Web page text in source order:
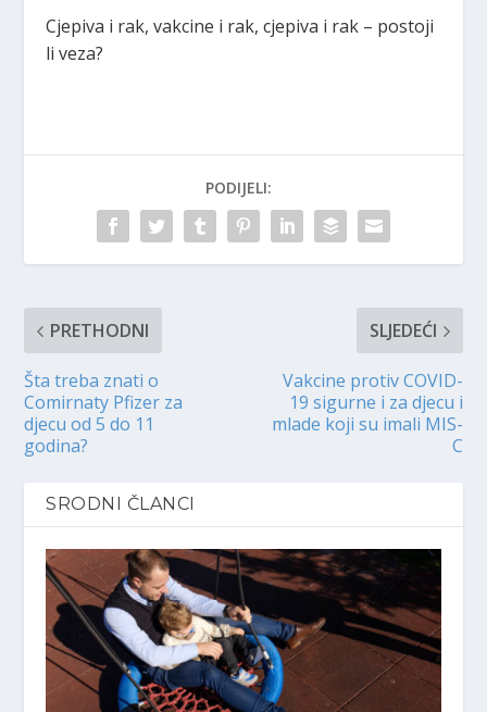
Cjepiva i rak, vakcine i rak, cjepiva i rak – postoji
li veza?
PODIJELI:
PRETHODNI
Šta treba znati o
Comirnaty Pfizer za
djecu od 5 do 11
godina?
SLJEDEĆI
Vakcine protiv COVID-
19 sigurne i za djecu i
mlade koji su imali MIS-
C
SRODNI ČLANCI